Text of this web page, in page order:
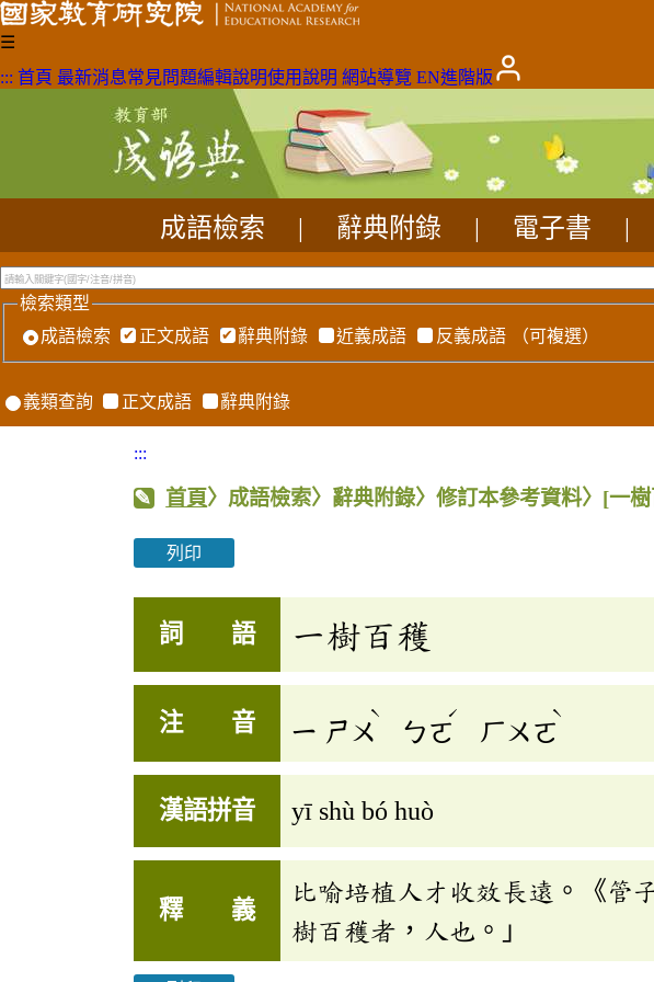
☰
::: 首頁 最新消息常見問題編輯說明使用說明 網站導覽 EN進階版
成語檢索 辭典附錄 電子書
檢索類型
成語檢索
正文成語 辭典附錄 近義成語 反義成語 （可複選）
義類查詢 正文成語 辭典附錄
:::
首頁〉成語檢索〉辭典附錄〉修訂本參考資料〉 [一
列印
詞 語 一樹百穫
注 音 ㄧ ㄕㄨ
ˋ
ㄅㄛ
ˊ
ㄏㄨㄛ
ˋ
漢語拼音 yī shù bó huò
釋 義
比喻培植人才收效長遠。《管
樹百穫者，人也。」